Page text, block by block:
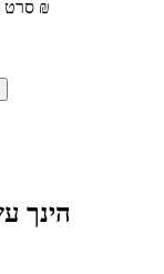
סרט 12 ₪
הינך